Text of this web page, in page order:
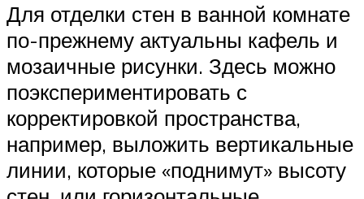
Для отделки стен в ванной комнате
по-прежнему актуальны кафель и
мозаичные рисунки. Здесь можно
поэкспериментировать с
корректировкой пространства,
например, выложить вертикальные
линии, которые «поднимут» высоту